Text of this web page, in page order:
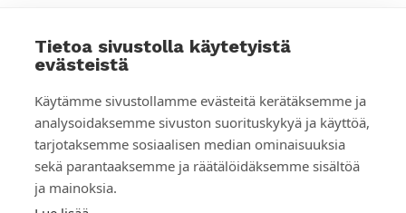
Tietoa sivustolla käytetyistä
evästeistä
Käytämme sivustollamme evästeitä kerätäksemme ja
analysoidaksemme sivuston suorituskykyä ja käyttöä,
tarjotaksemme sosiaalisen median ominaisuuksia
sekä parantaaksemme ja räätälöidäksemme sisältöä
ja mainoksia.
voimassa toistaiseksi 1.1.2021 alkaen, myönnetty
1.12.2020, Poliisihallitus. Ahvenanmaa ÅLR
2025/5437, voimassa 1.1.–31.12.2026, myönnetty
28.8.2025 Ahvenanmaan maakuntahallitus. Kerätyt
varat käytetään Suomen Lähetysseuran
ulkomaantyöhön. Lahjoittajan tiedot tallennetaan